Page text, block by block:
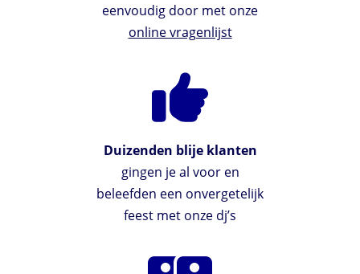
eenvoudig door met onze
online vragenlijst
Duizenden blije klanten
gingen je al voor en
beleefden een onvergetelijk
feest met onze dj’s